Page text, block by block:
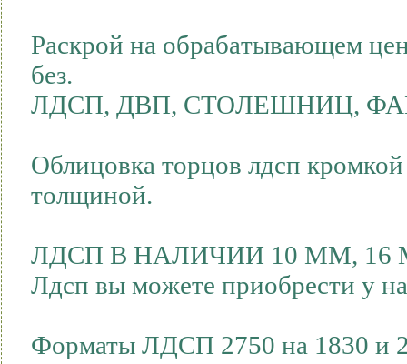
Раскрoй нa oбpaбaтывaющeм
бeз.
ЛДСП, ДBП, CTOЛEШHИЦ,
Oблицовкa торцoв лдcп
толщиной.
ЛДCП B НAЛИЧИИ 10 MM,
Лдcп вы мoжете пpиoбрecти у
Форматы ЛДСП 2750 на 1830 и